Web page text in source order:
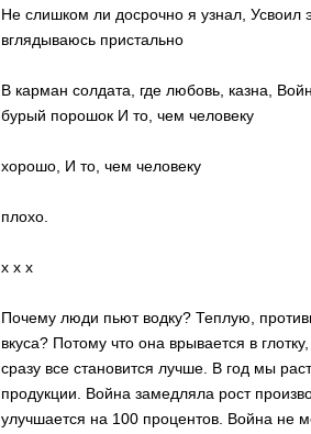
Не слишком ли досрочно я узнал, Усвоил
вглядываюсь пристально
В карман солдата, где любовь, казна,
бурый порошок И то, чем человеку
хорошо, И то, чем человеку
плохо.
x x x
Почему люди пьют водку? Теплую,
вкуса? Потому что она врывается в
сразу все становится лучше. В год мы
продукции. Война замедляла рост
улучшается на 100 процентов. Война не